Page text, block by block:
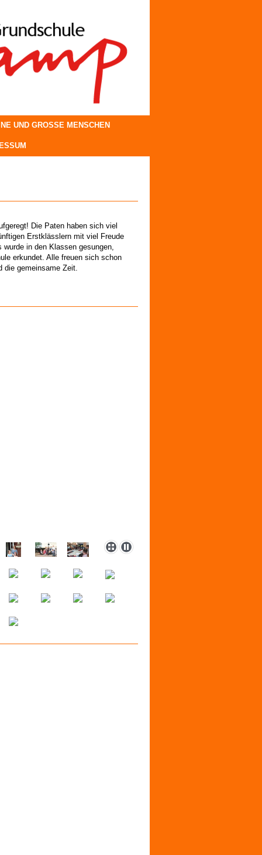
UND GROSSE MENSCHEN
Die Paten haben sich viel
Erstklässlern mit viel Freude
in den Klassen gesungen,
erkundet. Alle freuen sich schon
die gemeinsame Zeit.